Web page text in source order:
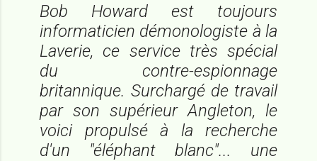
Bob Howard est toujours
informaticien démonologiste à la
Laverie, ce service très spécial
du contre-espionnage
britannique. Surchargé de travail
par son supérieur Angleton, le
voici propulsé à la recherche
d'un "éléphant blanc"... une